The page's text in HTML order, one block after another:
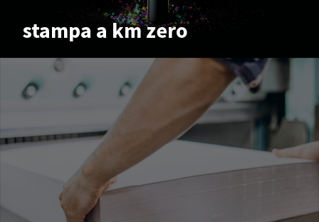
stampa a km zero